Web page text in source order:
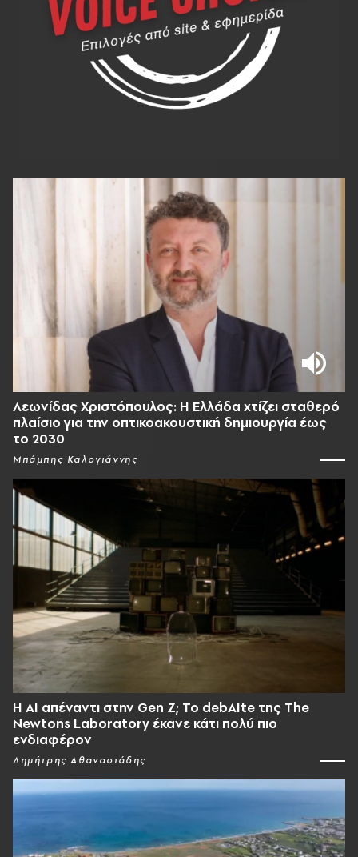
Λεωνίδας Χριστόπουλος: Η Ελλάδα χτίζει σταθερό
πλαίσιο για την οπτικοακουστική δημιουργία έως
το 2030
Μπάμπης Καλογιάννης
Η AI απέναντι στην Gen Z; Το debAIte της The
Newtons Laboratory έκανε κάτι πολύ πιο
ενδιαφέρον
Δημήτρης Αθανασιάδης